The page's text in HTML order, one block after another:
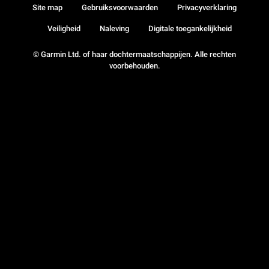
© Garmin Ltd. of haar dochtermaatschappijen. Alle rechten
voorbehouden.
Site map Gebruiksvoorwaarden Privacyverklaring
Veiligheid Naleving Digitale toegankelijkheid